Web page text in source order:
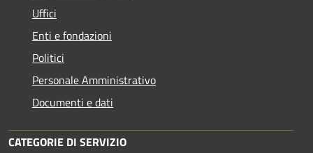
Uffici
Enti e fondazioni
Politici
Personale Amministrativo
Documenti e dati
CATEGORIE DI SERVIZIO